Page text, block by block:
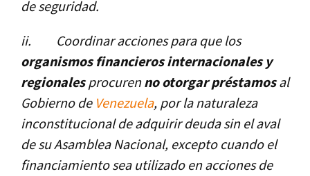
de seguridad.
ii.
Coordinar acciones para que los
organismos financieros internacionales y
regionalesprocurenno otorgar préstamosal
Gobierno de Venezuela, por la naturaleza
inconstitucional de adquirir deuda sin el aval
de su Asamblea Nacional, excepto cuando el
financiamiento sea utilizado en acciones de